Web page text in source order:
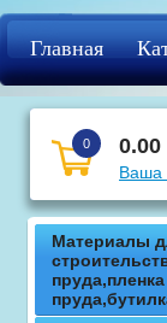
Главная
Регистрация
0 0.00
Ваша
Материалы